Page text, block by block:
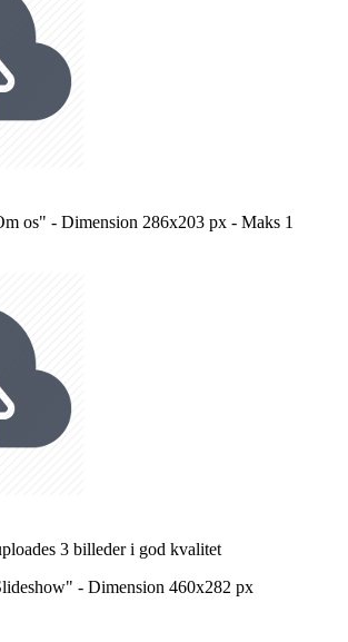
os" - Dimension 286x203 px - Maks 1
3 billeder i god kvalitet
- Dimension 460x282 px